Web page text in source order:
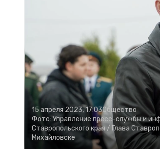
15 апреля 2023, 17:03Общество
Фото:Управление пресс-службы и
Ставропольского края / Глава
Михайловске